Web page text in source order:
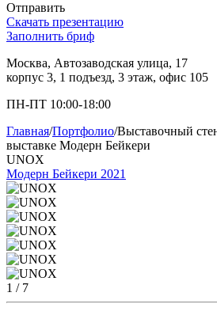
Отправить
Скачать презентацию
Заполнить бриф
Москва, Автозаводская улица, 17
корпус 3, 1 подъезд, 3 этаж, офис 105
ПН-ПТ 10:00-18:00
Главная/Портфолио/Выставочный
выставке Модерн Бейкери
UNOX
Модерн Бейкери 2021
1 / 7